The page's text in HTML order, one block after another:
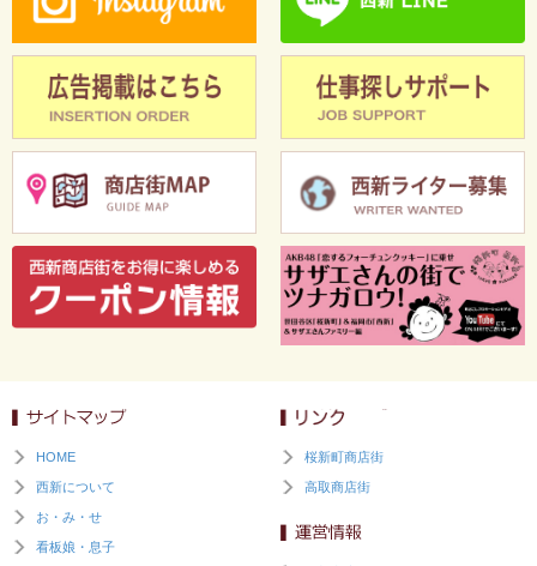
HOME
西新について
お・み・せ
看板娘・息子
桜新町商店街
高取商店街